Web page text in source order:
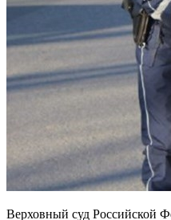
Верховный суд Российской